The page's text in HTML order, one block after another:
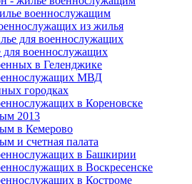
военнослужащим
из жилья
для военнослужащих
военнослужащих
в Геленджике
МВД
городках
в Кореновске
2013
в Кемерово
и счетная палата
в Башкирии
в Воскресенске
в Костроме